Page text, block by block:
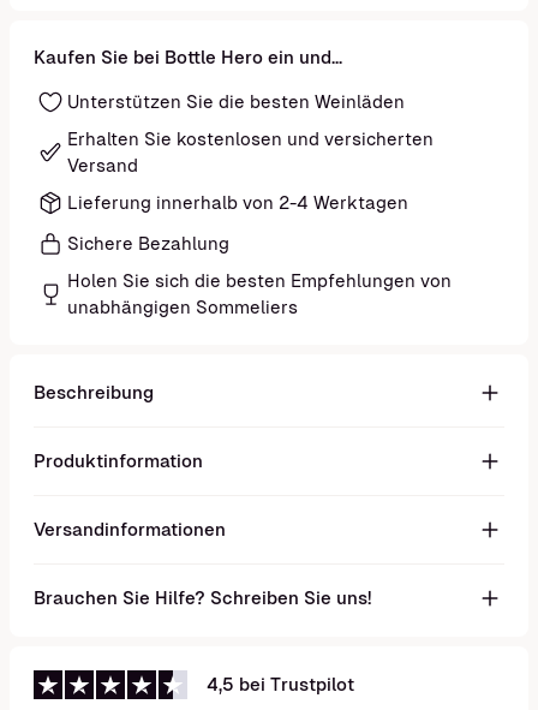
Kaufen Sie bei Bottle Hero ein und...
Unterstützen Sie die besten Weinläden
Erhalten Sie kostenlosen und versicherten
Versand
Lieferung innerhalb von 2-4 Werktagen
Sichere Bezahlung
Holen Sie sich die besten Empfehlungen von
unabhängigen Sommeliers
Beschreibung
Produktinformation
Versandinformationen
Brauchen Sie Hilfe? Schreiben Sie uns!
4,5 bei Trustpilot